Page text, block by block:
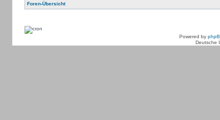
Foren-Übersicht
Powered by
Deutsche